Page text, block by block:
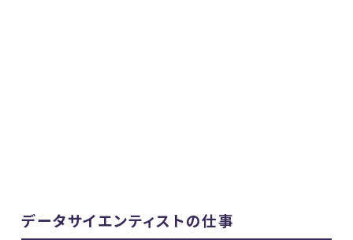
データサイエンティストの仕事